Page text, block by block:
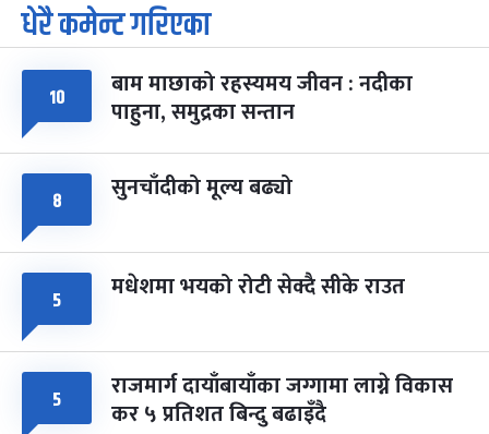
७
आइत
पूर्णिमा व्रत
चैत्र ७, २०८३-Mar 21, 2027
८ फागुपूर्णिमा
चैत्र ८, २०८३-Mar 22, 2027
७ महिना बाँकी
धेरै कमेन्ट गरिएका
१० बाम माछाको रहस्यमय जीवन : नदीका
पाहुना, समुद्रका सन्तान
८ सुनचाँदीको मूल्य बढ्यो
५ मधेशमा भयको रोटी सेक्दै सीके राउत
५ राजमार्ग दायाँबायाँका जग्गामा लाग्ने विकास
कर ५ प्रतिशत बिन्दु बढाइँदै